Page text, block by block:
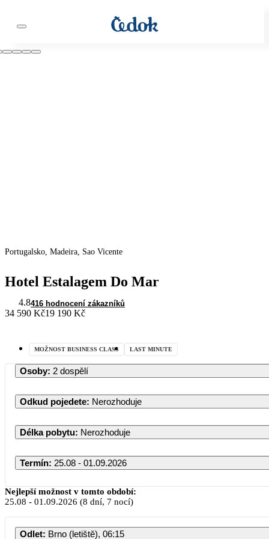
Portugalsko, Madeira, Sao Vicente
Hotel Estalagem Do Mar
4.8416 hodnocení zákazníků
34 590 Kč19 190 Kč
MOŽNOST BUSINESS CLASS LAST MINUTE
Osoby: 2 dospělí
Odkud pojedete: Nerozhoduje
Délka pobytu: Nerozhoduje
Termín: 25.08 - 01.09.2026
PO
Nejlepší možnost v tomto období:
25.08 - 01.09.2026 (8 dní, 7 nocí)
Odlet: Brno (letiště), 06:15